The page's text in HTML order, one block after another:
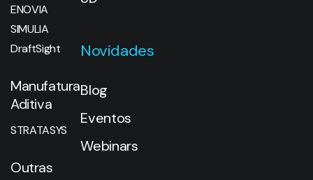
ENOVIA
SIMULIA
DraftSight
Manufatura
Aditiva
STRATASYS
Outras
Novidades
Blog
Eventos
Webinars